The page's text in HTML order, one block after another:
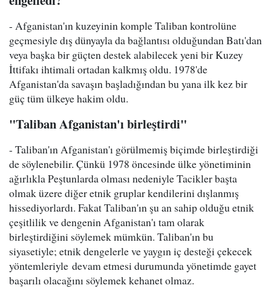
- Afganistan'ın kuzeyinin komple Taliban kontrolüne
geçmesiyle dış dünyayla da bağlantısı olduğundan Batı'dan
veya başka bir güçten destek alabilecek yeni bir Kuzey
İttifakı ihtimali ortadan kalkmış oldu. 1978'de
Afganistan'da savaşın başladığından bu yana ilk kez bir
güç tüm ülkeye hakim oldu.
"Taliban Afganistan'ı birleştirdi"
- Taliban'ın Afganistan'ı görülmemiş biçimde birleştirdiği
de söylenebilir. Çünkü 1978 öncesinde ülke yönetiminin
ağırlıkla Peştunlarda olması nedeniyle Tacikler başta
olmak üzere diğer etnik gruplar kendilerini dışlanmış
hissediyorlardı. Fakat Taliban'ın şu an sahip olduğu etnik
çeşitlilik ve dengenin Afganistan'ı tam olarak
birleştirdiğini söylemek mümkün. Taliban'ın bu
siyasetiyle; etnik dengelerle ve yaygın iç desteği çekecek
yöntemleriyle devam etmesi durumunda yönetimde gayet
başarılı olacağını söylemek kehanet olmaz.